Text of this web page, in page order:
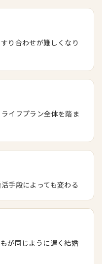
り合わせが難しくなり
イフプラン全体を踏ま
手段によっても変わる
が同じように遅く結婚